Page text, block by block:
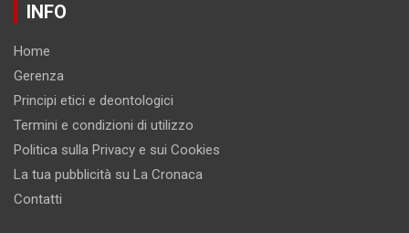
INFO
Home
Gerenza
Principi etici e deontologici
Termini e condizioni di utilizzo
Politica sulla Privacy e sui Cookies
La tua pubblicità su La Cronaca
Contatti